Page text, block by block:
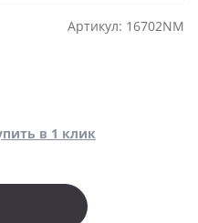
Артикул: 16702NM
в 1 клик